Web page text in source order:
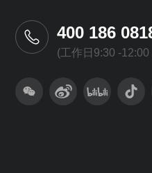
400 186
(工作日9:30 -